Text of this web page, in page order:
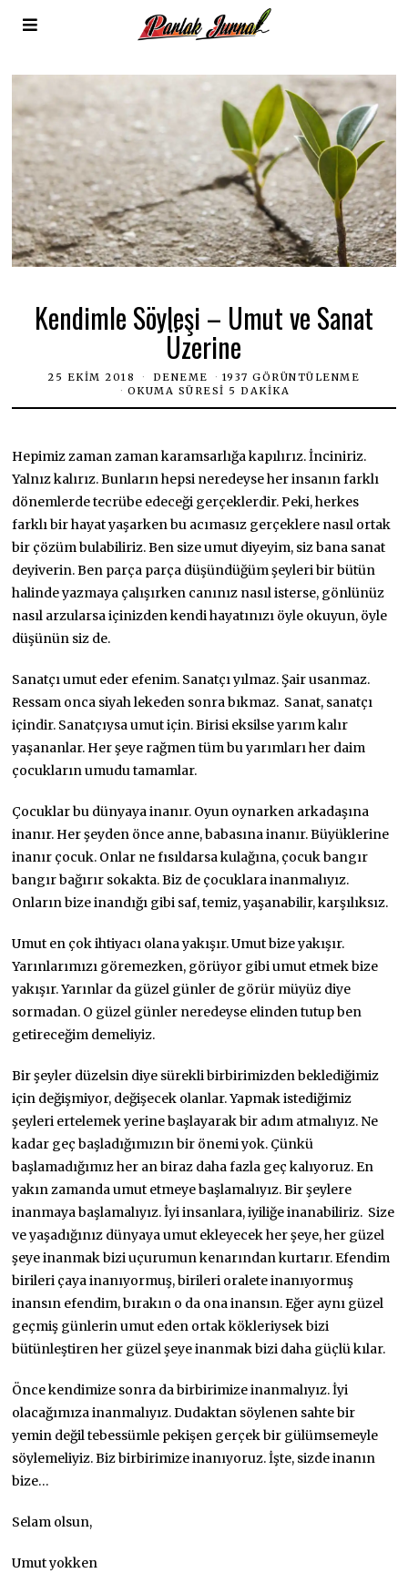
Kendimle Söyleşi – Umut ve Sanat
Üzerine
25 EKIM 2018 DENEME
1937 GÖRÜNTÜLENME
OKUMA SÜRESI 5 DAKIKA
Hepimiz zaman zaman karamsarlığa kapılırız. İnciniriz.
Yalnız kalırız. Bunların hepsi neredeyse her insanın farklı
dönemlerde tecrübe edeceği gerçeklerdir. Peki, herkes
farklı bir hayat yaşarken bu acımasız gerçeklere nasıl ortak
bir çözüm bulabiliriz. Ben size umut diyeyim, siz bana sanat
deyiverin. Ben parça parça düşündüğüm şeyleri bir bütün
halinde yazmaya çalışırken canınız nasıl isterse, gönlünüz
nasıl arzularsa içinizden kendi hayatınızı öyle okuyun, öyle
düşünün siz de.
Sanatçı umut eder efenim. Sanatçı yılmaz. Şair usanmaz.
Ressam onca siyah lekeden sonra bıkmaz. Sanat, sanatçı
içindir. Sanatçıysa umut için. Birisi eksilse yarım kalır
yaşananlar. Her şeye rağmen tüm bu yarımları her daim
çocukların umudu tamamlar.
Çocuklar bu dünyaya inanır. Oyun oynarken arkadaşına
inanır. Her şeyden önce anne, babasına inanır. Büyüklerine
inanır çocuk. Onlar ne fısıldarsa kulağına, çocuk bangır
bangır bağırır sokakta. Biz de çocuklara inanmalıyız.
Onların bize inandığı gibi saf, temiz, yaşanabilir, karşılıksız.
Umut en çok ihtiyacı olana yakışır. Umut bize yakışır.
Yarınlarımızı göremezken, görüyor gibi umut etmek bize
yakışır. Yarınlar da güzel günler de görür müyüz diye
sormadan. O güzel günler neredeyse elinden tutup ben
getireceğim demeliyiz.
Bir şeyler düzelsin diye sürekli birbirimizden beklediğimiz
için değişmiyor, değişecek olanlar. Yapmak istediğimiz
şeyleri ertelemek yerine başlayarak bir adım atmalıyız. Ne
kadar geç başladığımızın bir önemi yok. Çünkü
başlamadığımız her an biraz daha fazla geç kalıyoruz. En
yakın zamanda umut etmeye başlamalıyız. Bir şeylere
inanmaya başlamalıyız. İyi insanlara, iyiliğe inanabiliriz. Size
ve yaşadığınız dünyaya umut ekleyecek her şeye, her güzel
şeye inanmak bizi uçurumun kenarından kurtarır. Efendim
birileri çaya inanıyormuş, birileri oralete inanıyormuş
inansın efendim, bırakın o da ona inansın. Eğer aynı güzel
geçmiş günlerin umut eden ortak kökleriysek bizi
bütünleştiren her güzel şeye inanmak bizi daha güçlü kılar.
Önce kendimize sonra da birbirimize inanmalıyız. İyi
olacağımıza inanmalıyız. Dudaktan söylenen sahte bir
yemin değil tebessümle pekişen gerçek bir gülümsemeyle
söylemeliyiz. Biz birbirimize inanıyoruz. İşte, sizde inanın
bize…
Selam olsun,
Umut yokken